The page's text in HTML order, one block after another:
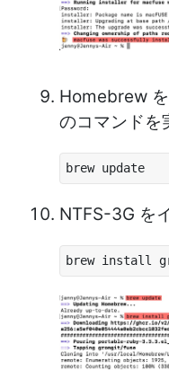
Homebrew
のコマンドを
brew update
NTFS-3G を
brew install